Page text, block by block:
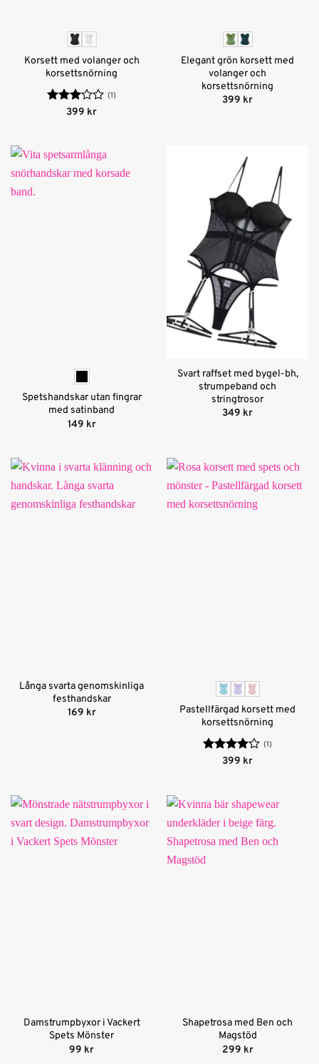
Korsett med volanger och
korsettsnörning
Betygsatt
(1)
399 kr
Elegant grön korsett med
volanger och
korsettsnörning
399 kr
Spetshandskar utan fingrar
med satinband
149 kr
Svart raffset med bygel-bh,
strumpeband och
stringtrosor
349 kr
Långa svarta genomskinliga
festhandskar
169 kr
Pastellfärgad korsett med
korsettsnörning
Betygsatt
(1)
399 kr
Damstrumpbyxor i Vackert
Spets Mönster
99 kr
Shapetrosa med Ben och
Magstöd
299 kr